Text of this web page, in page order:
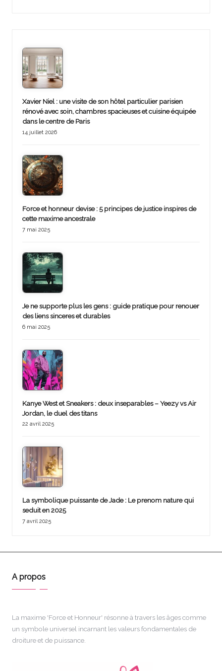
Xavier Niel : une visite de son hôtel particulier parisien
rénové avec soin, chambres spacieuses et cuisine équipée
dans le centre de Paris
14 juillet 2026
Force et honneur devise : 5 principes de justice inspires de
cette maxime ancestrale
7 mai 2025
Je ne supporte plus les gens : guide pratique pour renouer
des liens sinceres et durables
6 mai 2025
Kanye West et Sneakers : deux inseparables – Yeezy vs Air
Jordan, le duel des titans
22 avril 2025
La symbolique puissante de Jade : Le prenom nature qui
seduit en 2025
7 avril 2025
A propos
La maxime 'Force et Honneur' résonne à travers les âges comme
un symbole universel incarnant les valeurs fondamentales de
droiture et de puissance.